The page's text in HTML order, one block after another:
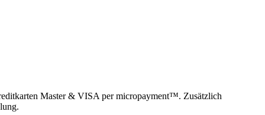
Master & VISA per micropayment™. Zusätzlich